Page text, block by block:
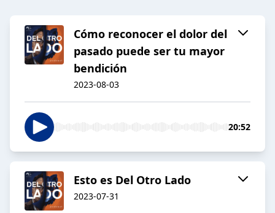
Cómo reconocer el dolor del
pasado puede ser tu mayor
bendición
2023-08-03
20:52
Esto es Del Otro Lado
2023-07-31